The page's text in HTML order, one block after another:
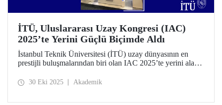
İTÜ, Uluslararası Uzay Kongresi (IAC)
2025’te Yerini Güçlü Biçimde Aldı
İstanbul Teknik Üniversitesi (İTÜ) uzay dünyasının en
prestijli buluşmalarından biri olan IAC 2025’te yerini alarak
30 Eki 2025 Akademik